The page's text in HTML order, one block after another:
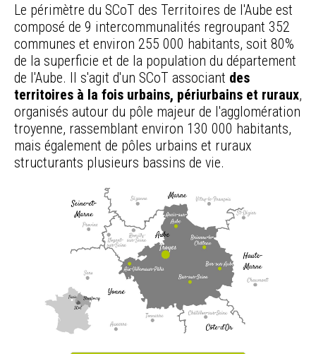
Le périmètre du SCoT des Territoires de l'Aube est
composé de 9 intercommunalités regroupant 352
communes et environ 255 000 habitants, soit 80%
de la superficie et de la population du département
de l'Aube. Il s'agit d'un SCoT associant des
territoires à la fois urbains, périurbains et ruraux,
organisés autour du pôle majeur de l'agglomération
troyenne, rassemblant environ 130 000 habitants,
mais également de pôles urbains et ruraux
structurants plusieurs bassins de vie.